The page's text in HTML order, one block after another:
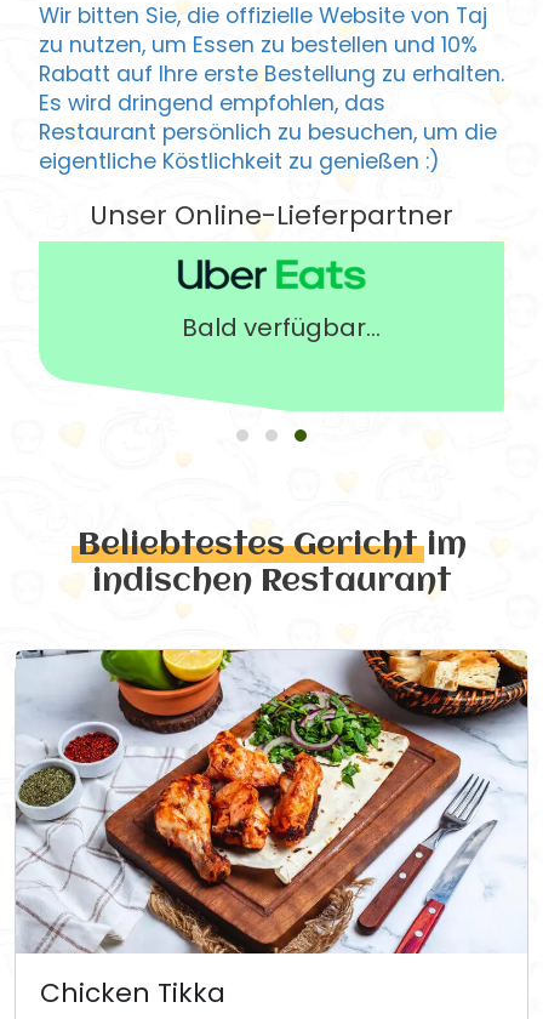
Wir bitten Sie, die offizielle Website von Taj
zu nutzen, um Essen zu bestellen und 10%
Rabatt auf Ihre erste Bestellung zu erhalten.
Es wird dringend empfohlen, das
Restaurant persönlich zu besuchen, um die
eigentliche Köstlichkeit zu genießen :)
Unser Online-Lieferpartner
Bald verfügbar...
Beliebtestes Gerichtim
indischen Restaurant
Chicken Tikka